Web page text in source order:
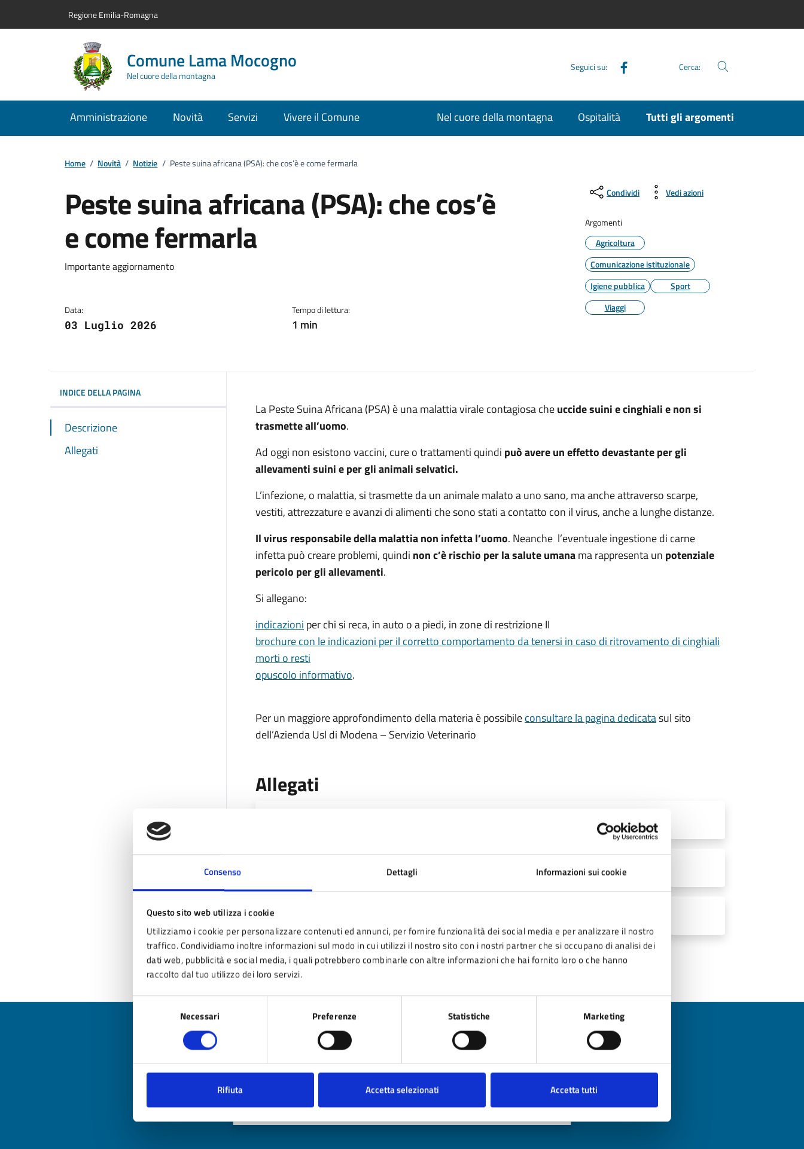
Consenso Dettagli Informazioni sui cookie
Questo sito web utilizza i cookie
Utilizziamo i cookie per personalizzare contenuti ed annunci, per fornire funzionalità dei social media e per analizzare il nostro
traffico. Condividiamo inoltre informazioni sul modo in cui utilizzi il nostro sito con i nostri partner che si occupano di analisi dei
dati web, pubblicità e social media, i quali potrebbero combinarle con altre informazioni che hai fornito loro o che hanno
raccolto dal tuo utilizzo dei loro servizi.
Selezione
Necessari Preferenze Statistiche Marketing
Rifiuta Accetta selezionati Accetta tutti
Regione Emilia-Romagna
Comune Lama Mocogno
Nel cuore della montagna
Seguici su: Cerca:
Amministrazione Novità Servizi Vivere il Comune Nel cuore della montagna Ospitalità Tutti gli argomenti
Home / Novità / Notizie / Peste suina africana (PSA): che cos’è e come fermarla
Peste suina africana (PSA): che cos’è
e come fermarla
Dettagli della notizia:
Importante aggiornamento
Data:
03 Luglio 2026
Tempo di lettura:
1 min
Condividi Vedi azioni
Argomenti
Agricoltura
Comunicazione istituzionale
Igiene pubblica
Sport
Viaggi
INDICE DELLA PAGINA
Descrizione
Allegati
La Peste Suina Africana (PSA) è una malattia virale contagiosa cheuccide suini e cinghiali e non si
trasmette all’uomo.
Ad oggi non esistono vaccini, cure o trattamenti quindi può avere un effetto devastante per gli
allevamenti suini e per gli animali selvatici.
L’infezione, o malattia, si trasmette da un animale malato a uno sano, ma anche attraverso scarpe,
vestiti, attrezzature e avanzi di alimenti che sono stati a contatto con il virus, anche a lunghe distanze.
Il virus responsabile della malattia non infetta l’uomo. Neanche l’eventuale ingestione di carne
infetta può creare problemi, quindi non c’è rischio per la salute umanama rappresenta un potenziale
pericolo per gli allevamenti.
Si allegano:
indicazioni per chi si reca, in auto o a piedi, in zone di restrizione II
brochure con le indicazioni per il corretto comportamento da tenersi in caso di ritrovamento di cinghiali
morti o resti
opuscolo informativo.
Per un maggiore approfondimento della materia è possibileconsultare la pagina dedicatasul sito
dell’Azienda Usl di Modena – Servizio Veterinario
Allegati
Vector PSA Brochure Escursionisti (PDF - 3 MB)
Quanto sono chiare le informazioni su questa pagina?